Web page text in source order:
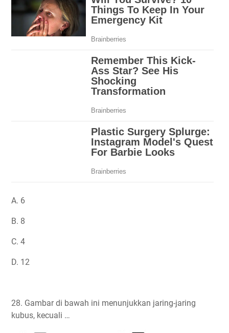
A. 6
B. 8
C. 4
D. 12
28. Gambar di bawah ini menunjukkan jaring-jaring
kubus, kecuali …